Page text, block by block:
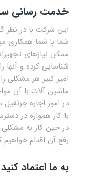
خدمت رسانی
این شرکت با در نظر
شما با شما همکاری
ممکن نیازهای
شناسایی کرده و آنها
امیر کبیر هر مشکلی
ماشین آلات با آن
در امور اجاره جرثقیل
با کار همواره در
در حین کار به مشکلی
رفع آن اقدام خواهیم
به ما اعتماد کنید